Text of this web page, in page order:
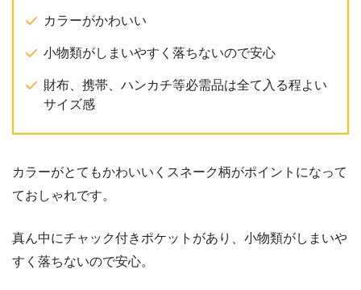
カラーがかわいい
小物類がしまいやすく落ちないので安心
財布、携帯、ハンカチ等必需品は全て入る程よい
サイズ感
カラーがとてもかわいいくスネーク柄がポイントになって
ておしゃれです。
真ん中にチャック付きポケットがあり、小物類がしまいや
すく落ちないので安心。